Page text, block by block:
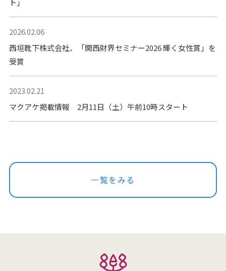
ト」
2026.02.06
西垣靴下株式会社、「関西財界セミナー2026 輝く女性賞」を
受賞
2023.02.21
マクアケ掲載情報 2月11日（土）午前10時スタート
一覧をみる